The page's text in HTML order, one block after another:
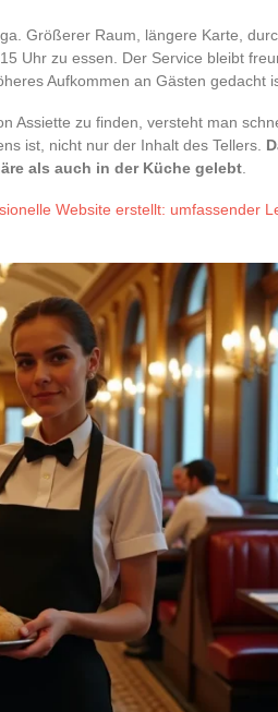
Größerer Raum, längere Karte,
Uhr zu essen. Der Service bleibt
Aufkommen an Gästen gedacht
Assiette zu finden, versteht man
ist, nicht nur der Inhalt des Tellers.
als auch in der Küche gelebt
Website erstellt: umfassender